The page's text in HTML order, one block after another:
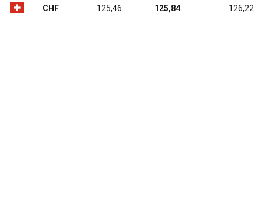
CHF 125,46 125,84 126,22